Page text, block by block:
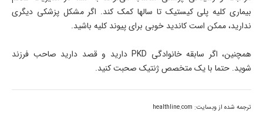
بیماری کلیه پلی کیستیک تا سالها کمک کند. اگر مشکل پزشکی دیگری
ندارید، ممکن است کاندید خوبی برای پیوند کلیه باشید.
همچنین، اگر سابقه خانوادگی PKD دارید و قصد دارید صاحب فرزند
شوید. حتما با یک متخصص ژنتیک صحبت کنید.
ترجمه شده از وبسايت: healthline.com